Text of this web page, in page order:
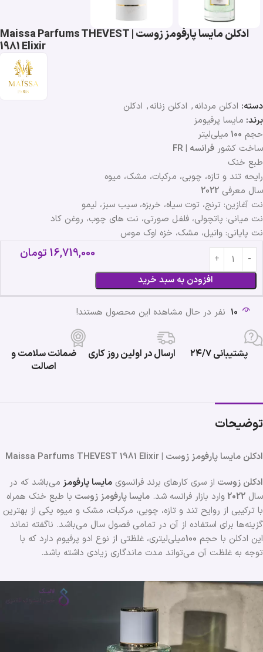
ادکلن مایسا پارفومز زوست | Maissa Parfums THEVEST
1981 Elixir
دسته: ادکلن مردانه, ادکلن زنانه, ادکلن
برند: مایسا پرفیومز
حجم 100 میلی‌لیتر
ساخت کشور فرانسه | FR
طبع خنک
رایحه تند و تازه، چوبی، مرکبات، مشک، میوه
سال معرفی 2022
نت آغازین: ترنج، توت سیاه، خربزه، سیب سبز، لیمو
نت میانی: پاتچولی، فلفل صورتی، نت های چوب، روغن کاد
نت پایانی: وانیل، مشک، خزه اوک موس
افزودن به سبد خرید
16,719,000 تومان
10 نفر در حال مشاهده این محصول هستند!
پشتیبانی ۲۴/۷ ارسال در اولین روز کاری
ضمانت سلامت و
اصالت
توضیحات
ادکلن مایسا پارفومز زوست | Maissa Parfums THEVEST 1981 Elixir
ادکلن زوست از سری کارهای برند فرانسوی مایسا پارفومز می‌باشد که در
سال 2022 وارد بازار فرانسه شد. مایسا پارفومز زوست با طبع خنک همراه
با ترکیبی از روایح تند و تازه، چوبی، مرکبات، مشک و میوه یکی از بهترین
گزینه‌ها برای استفاده از آن در تمامی فصول سال می‌باشد. ناگفته نماند
این ادکلن با حجم 100میلی‌لیتری، غلظتی از نوع ادو پرفیوم دارد که با
توجه به غلظت آن می‌تواند مدت ماندگاری زیادی داشته باشد.